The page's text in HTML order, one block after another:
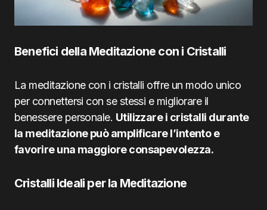
Benefici della Meditazione con i Cristalli
La meditazione con i cristalli offre un modo unico
per connettersi con se stessi e migliorare il
benessere personale. Utilizzare i cristalli durante
la meditazione può amplificare l’intento e
favorire una maggiore consapevolezza.
Cristalli Ideali per la Meditazione